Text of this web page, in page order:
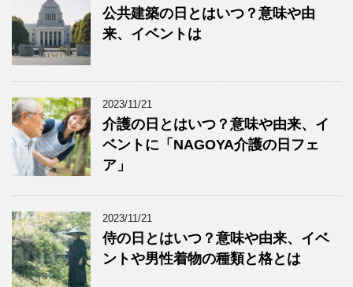
公共建築の日とはいつ？意味や由
来、イベントは
2023/11/21
介護の日とはいつ？意味や由来、イ
ベントに「NAGOYA介護の日フェ
ア」
2023/11/21
侍の日とはいつ？意味や由来、イベ
ントや男性着物の種類と格とは